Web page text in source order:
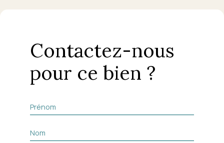
Contactez-nous
pour ce bien ?
Prénom
Nom